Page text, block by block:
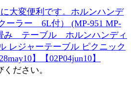
大変便利です。ホルンハンデ
ーラー 6L付） (MP-951 MP-
み テーブル ホルンハンディ
レジャーテーブル ピクニック
】【02P04jun10】
ださい。